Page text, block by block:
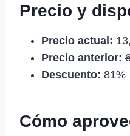
Precio y
Precio actual:
Precio anterior:
Descuento: 81%
Cómo